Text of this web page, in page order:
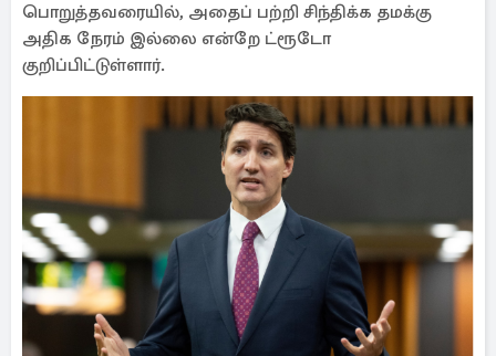
பொறுத்தவரையில், அதைப் பற்றி சிந்திக்க தமக்கு
அதிக நேரம் இல்லை என்றே ட்ரூடோ
குறிப்பிட்டுள்ளார்.